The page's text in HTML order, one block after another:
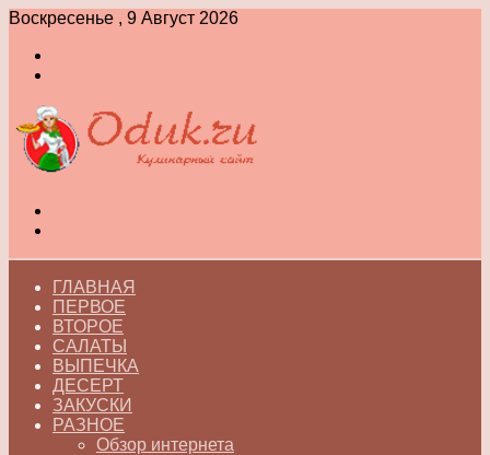
Воскресенье , 9 Август 2026
ГЛАВНАЯ
ПЕРВОЕ
ВТОРОЕ
САЛАТЫ
ВЫПЕЧКА
ДЕСЕРТ
ЗАКУСКИ
РАЗНОЕ
Обзор интернета